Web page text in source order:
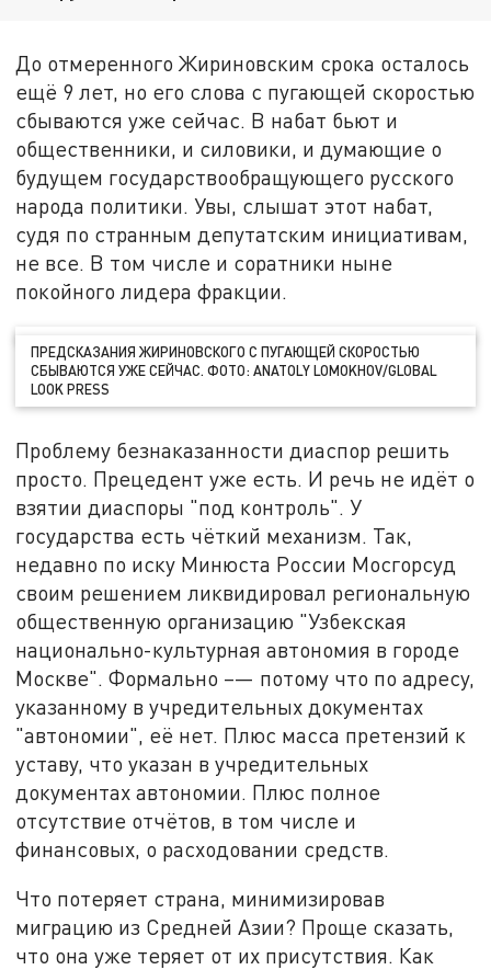
До отмеренного Жириновским срока осталось
ещё 9 лет, но его слова с пугающей скоростью
сбываются уже сейчас. В набат бьют и
общественники, и силовики, и думающие о
будущем государствообращующего русского
народа политики. Увы, слышат этот набат,
судя по странным депутатским инициативам,
не все. В том числе и соратники ныне
покойного лидера фракции.
ПРЕДСКАЗАНИЯ ЖИРИНОВСКОГО С ПУГАЮЩЕЙ СКОРОСТЬЮ
СБЫВАЮТСЯ УЖЕ СЕЙЧАС. ФОТО: ANATOLY LOMOKHOV/GLOBAL
LOOK PRESS
Проблему безнаказанности диаспор решить
просто. Прецедент уже есть. И речь не идёт о
взятии диаспоры "под контроль". У
государства есть чёткий механизм. Так,
недавно по иску Минюста России Мосгорсуд
своим решением ликвидировал региональную
общественную организацию "Узбекская
национально-культурная автономия в городе
Москве". Формально –— потому что по адресу,
указанному в учредительных документах
"автономии", её нет. Плюс масса претензий к
уставу, что указан в учредительных
документах автономии. Плюс полное
отсутствие отчётов, в том числе и
финансовых, о расходовании средств.
Что потеряет страна, минимизировав
миграцию из Средней Азии? Проще сказать,
что она уже теряет от их присутствия. Как